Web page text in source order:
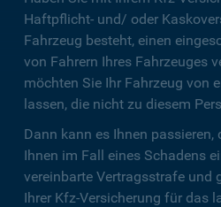
Haftpflicht- und/ oder
Fahrzeug besteht, einen
von Fahrern Ihres Fahrzeuges
möchten Sie Ihr Fahrzeug von
lassen, die nicht zu diesem
Dann kann es Ihnen passieren,
Ihnen im Fall eines Schadens
vereinbarte Vertragsstrafe und
Ihrer Kfz-Versicherung für das